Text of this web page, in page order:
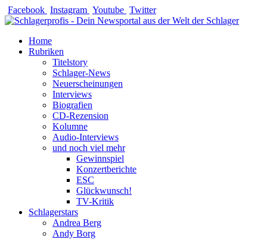
Zum
Inhalt
Facebook Instagram Youtube Twitter
Home
Rubriken
Titelstory
Schlager-News
Neuerscheinungen
Interviews
Biografien
CD-Rezension
Kolumne
Audio-Interviews
und noch viel mehr
Gewinnspiel
Konzertberichte
ESC
Glückwunsch!
TV-Kritik
Schlagerstars
Andrea Berg
Andy Borg